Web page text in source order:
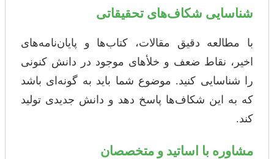
شناسایی شکاف‌های تحقیقاتی
با مطالعه دقیق مقالات، کتاب‌ها و پایان‌نامه‌های
اخیر، نقاط ضعف و خلأهای موجود در دانش کنونی
را شناسایی کنید. موضوع شما باید به گونه‌ای باشد
که به این شکاف‌ها پاسخ دهد و دانش جدیدی تولید
کند.
مشاوره با اساتید و متخصصان